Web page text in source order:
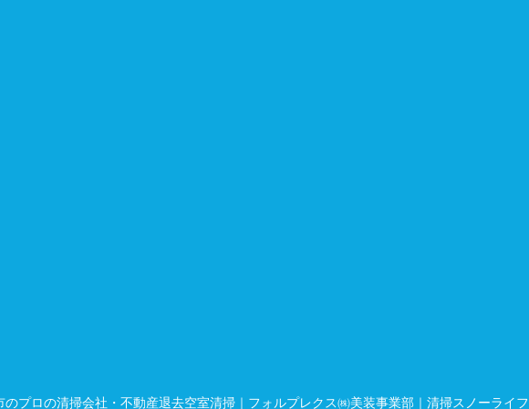
プロの清掃会社・不動産退去空室清掃｜フォルプレクス㈱美装事業部｜清掃スノーライフ